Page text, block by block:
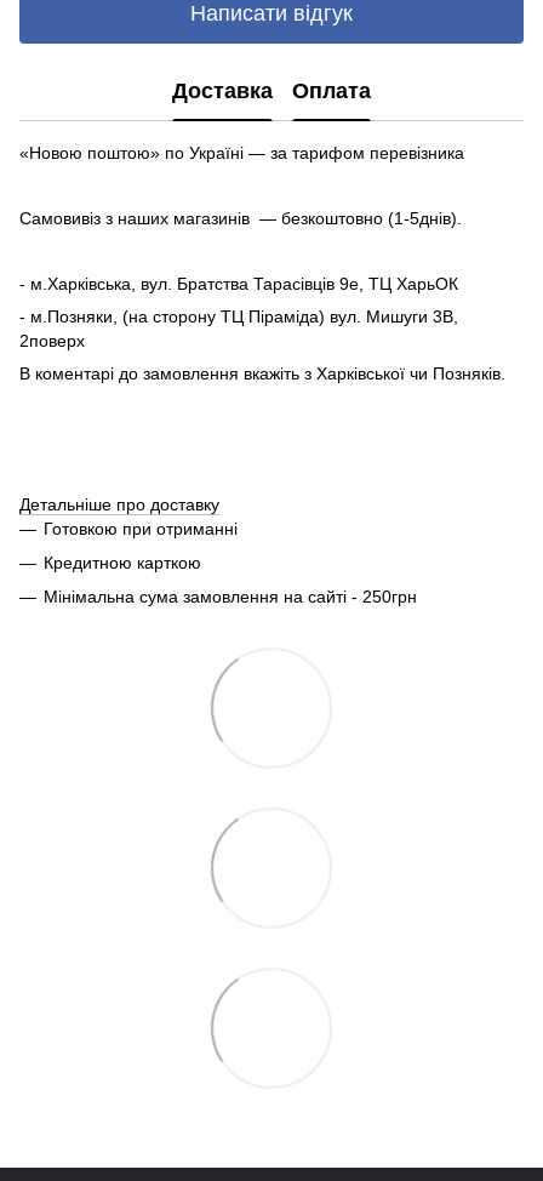
Написати відгук
Доставка Оплата
«Новою поштою» по Україні — за тарифом перевізника
Самовивіз з наших магазинів — безкоштовно (1-5днів).
- м.Харківська, вул. Братства Тарасівців 9е, ТЦ ХарьОК
- м.Позняки, (на сторону ТЦ Піраміда) вул. Мишуги 3В,
2поверх
В коментарі до замовлення вкажіть з Харківської чи Позняків.
Детальніше про доставку
Готовкою при отриманні
Кредитною карткою
Мінімальна сума замовлення на сайті - 250грн